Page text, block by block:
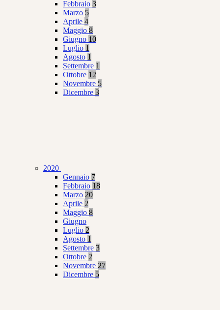
Febbraio 3
Marzo 5
Aprile 4
Maggio 8
Giugno 10
Luglio 1
Agosto 1
Settembre 1
Ottobre 12
Novembre 5
Dicembre 3
2020
Gennaio 7
Febbraio 18
Marzo 20
Aprile 2
Maggio 8
Giugno
Luglio 2
Agosto 1
Settembre 3
Ottobre 2
Novembre 27
Dicembre 5